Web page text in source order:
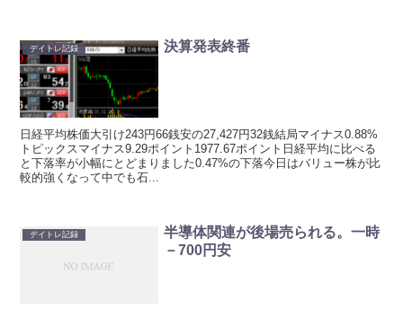
デイトレ記録 決算発表終番
日経平均株価大引け243円66銭安の27,427円32銭結局マイナス0.88%
トピックスマイナス9.29ポイント1977.67ポイント日経平均に比べる
と下落率が小幅にとどまりました0.47%の下落今日はバリュー株が比
較的強くなって中でも石...
デイトレ記録
半導体関連が後場売られる。一時
－700円安